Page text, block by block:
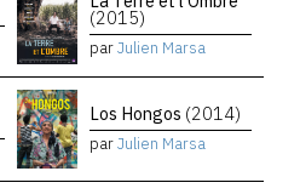
(2015)
parJulien Marsa
Los Hongos (2014)
parJulien Marsa